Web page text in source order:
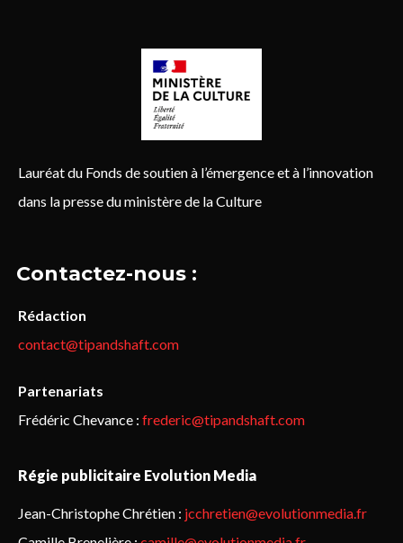
Lauréat du Fonds de soutien à l’émergence et à l’innovation
dans la presse du ministère de la Culture
Contactez-nous :
Rédaction
contact@tipandshaft.com
Partenariats
Frédéric Chevance : frederic@tipandshaft.com
Régie publicitaire Evolution Media
Jean-Christophe Chrétien : jcchretien@evolutionmedia.fr